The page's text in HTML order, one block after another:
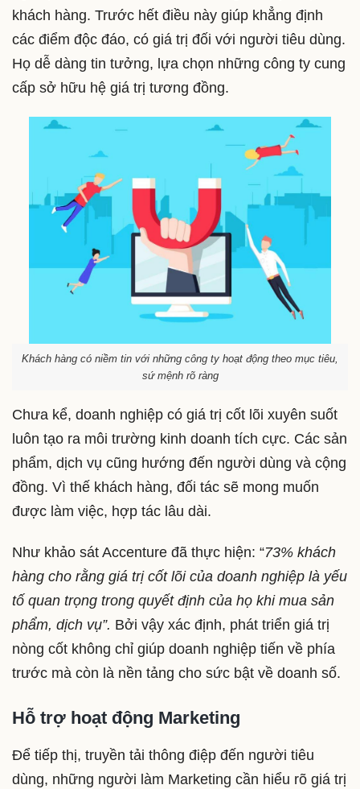
khách hàng. Trước hết điều này giúp khẳng định
các điểm độc đáo, có giá trị đối với người tiêu dùng.
Họ dễ dàng tin tưởng, lựa chọn những công ty cung
cấp sở hữu hệ giá trị tương đồng.
Khách hàng có niềm tin với những công ty hoạt động theo mục tiêu,
sứ mệnh rõ ràng
Chưa kể, doanh nghiệp có giá trị cốt lõi xuyên suốt
luôn tạo ra môi trường kinh doanh tích cực. Các sản
phẩm, dịch vụ cũng hướng đến người dùng và cộng
đồng. Vì thế khách hàng, đối tác sẽ mong muốn
được làm việc, hợp tác lâu dài.
Như khảo sát Accenture đã thực hiện: “73% khách
hàng cho rằng giá trị cốt lõi của doanh nghiệp là yếu
tố quan trọng trong quyết định của họ khi mua sản
phẩm, dịch vụ”. Bởi vậy xác định, phát triển giá trị
nòng cốt không chỉ giúp doanh nghiệp tiến về phía
trước mà còn là nền tảng cho sức bật về doanh số.
Hỗ trợ hoạt động Marketing
Để tiếp thị, truyền tải thông điệp đến người tiêu
dùng, những người làm Marketing cần hiểu rõ giá trị